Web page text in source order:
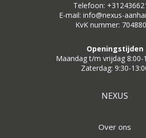
Telefoon:
E-mail: info@nexus-
KvK nummer:
Openingstijden
Maandag t/m vrijdag 8:00-
Zaterdag: 9:30-
NEXUS
Over ons